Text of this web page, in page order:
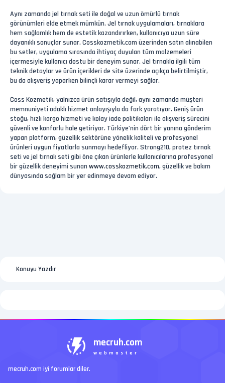
Aynı zamanda jel tırnak seti ile doğal ve uzun ömürlü tırnak
görünümleri elde etmek mümkün. Jel tırnak uygulamaları, tırnaklara
hem sağlamlık hem de estetik kazandırırken, kullanıcıya uzun süre
dayanıklı sonuçlar sunar. Cosskozmetik.com üzerinden satın alınabilen
bu setler, uygulama sırasında ihtiyaç duyulan tüm malzemeleri
içermesiyle kullanıcı dostu bir deneyim sunar. Jel tırnakla ilgili tüm
teknik detaylar ve ürün içerikleri de site üzerinde açıkça belirtilmiştir,
bu da alışveriş yaparken bilinçli karar vermeyi sağlar.
Coss Kozmetik, yalnızca ürün satışıyla değil, aynı zamanda müşteri
memnuniyeti odaklı hizmet anlayışıyla da fark yaratıyor. Geniş ürün
stoğu, hızlı kargo hizmeti ve kolay iade politikaları ile alışveriş sürecini
güvenli ve konforlu hale getiriyor. Türkiye’nin dört bir yanına gönderim
yapan platform, güzellik sektörüne yönelik kaliteli ve profesyonel
ürünleri uygun fiyatlarla sunmayı hedefliyor. Strong210, protez tırnak
seti ve jel tırnak seti gibi öne çıkan ürünlerle kullanıcılarına profesyonel
bir güzellik deneyimi sunan www.cosskozmetik.com, güzellik ve bakım
dünyasında sağlam bir yer edinmeye devam ediyor.
Konuyu Yazdır
mecruh.com
webmaster
mecruh.com iyi forumlar diler.